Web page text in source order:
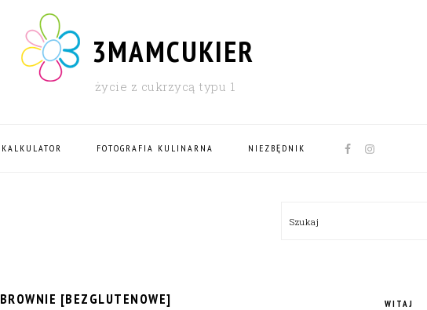
3MAMCUKIER
życie z cukrzycą typu 1
KALKULATOR FOTOGRAFIA KULINARNA NIEZBĘDNIK
NAV
BROWNIE [BEZGLUTENOWE]
SIDEBAR
Szukaj
WITAJ